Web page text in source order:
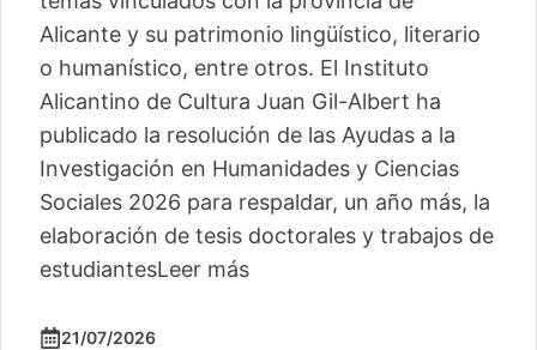
Alicante y su patrimonio lingüístico, literario
o humanístico, entre otros. El Instituto
Alicantino de Cultura Juan Gil-Albert ha
publicado la resolución de las Ayudas a la
Investigación en Humanidades y Ciencias
Sociales 2026 para respaldar, un año más, la
elaboración de tesis doctorales y trabajos de
estudiantesLeer más
21/07/2026